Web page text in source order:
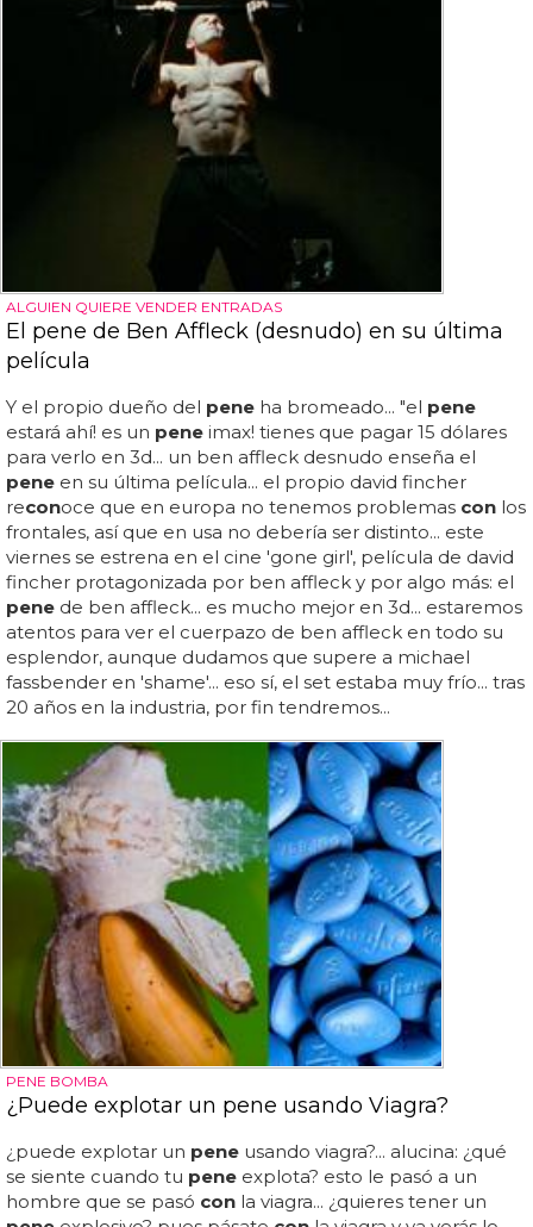
ALGUIEN QUIERE VENDER ENTRADAS
El pene de Ben Affleck (desnudo) en su última
película
Y el propio dueño del pene ha bromeado... "el pene
estará ahí! es un pene imax! tienes que pagar 15 dólares
para verlo en 3d... un ben affleck desnudo enseña el
pene en su última película... el propio david fincher
reconoce que en europa no tenemos problemas con los
frontales, así que en usa no debería ser distinto... este
viernes se estrena en el cine 'gone girl', película de david
fincher protagonizada por ben affleck y por algo más: el
pene de ben affleck... es mucho mejor en 3d... estaremos
atentos para ver el cuerpazo de ben affleck en todo su
esplendor, aunque dudamos que supere a michael
fassbender en 'shame'... eso sí, el set estaba muy frío... tras
20 años en la industria, por fin tendremos...
PENE BOMBA
¿Puede explotar un pene usando Viagra?
¿puede explotar un pene usando viagra?... alucina: ¿qué
se siente cuando tu pene explota? esto le pasó a un
hombre que se pasó con la viagra... ¿quieres tener un